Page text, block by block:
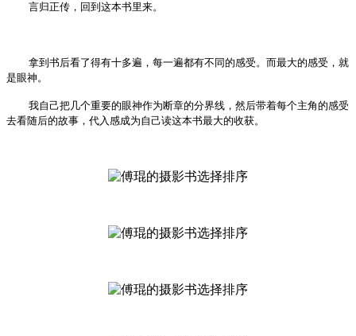
言归正传，回到这本书里来。
拿到书后看了得有十多遍，每一遍都有不同的感受。而最大的感受，就
是眼神。
我自己把几个重要的眼神作为断章的分界线，然后带着每个主角的感受
去看随后的故事，代入感成为自己读这本书最大的收获。